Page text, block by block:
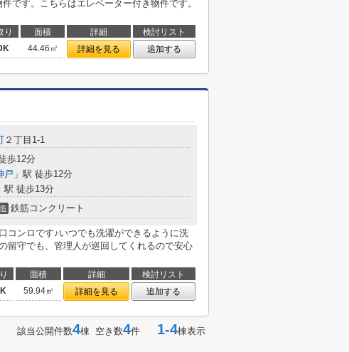
です。こちらはエレベーター付き物件です。
り 面積 詳細
検討リスト
44.46㎡ 詳細を見る 追加する
２丁目1-1
歩12分
戸 」駅 徒歩12分
駅 徒歩13分
鉄筋コンクリート
コンロです♪いつでも洗濯ができるように洗
留守でも、管理人が巡回してくれるので安心
面積 詳細
検討リスト
59.94㎡ 詳細を見る 追加する
該当公開件数4棟 空き数4件 1-4棟表示